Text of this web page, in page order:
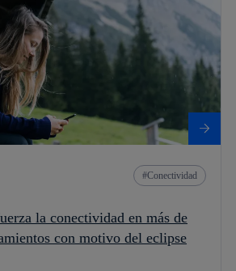
Conectividad
la conectividad en más de
con motivo del eclipse